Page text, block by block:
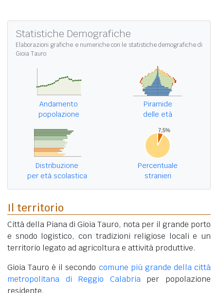
Statistiche Demografiche
Elaborazioni grafiche e numeriche con le statistiche demografiche di
Gioia Tauro
Andamento
popolazione
Piramide
delle età
Distribuzione
per età scolastica
Percentuale
stranieri
Il territorio
Città della Piana di Gioia Tauro, nota per il grande porto
e snodo logistico, con tradizioni religiose locali e un
territorio legato ad agricoltura e attività produttive.
Gioia Tauro è il secondo comune più grande della città
metropolitana di Reggio Calabriaper popolazione